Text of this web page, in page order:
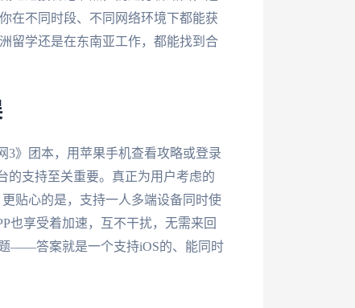
在不同时段、不同网络环境下都能获
留学还是在东南亚工作，都能找到合
3》团本，用苹果手机查看攻略或登录
的支持至关重要。真正为用户考虑的
贴心的是，支持一人多端设备同时使
也享受着加速，互不干扰，无需来回
——答案就是一个支持iOS的、能同时